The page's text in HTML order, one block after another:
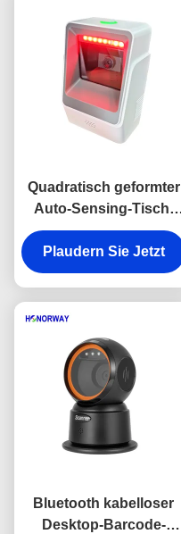
Quadratisch geformter
Auto-Sensing-Tisch-
Barcode-Scanner 1D 2D
QR für Supermärkte
Plaudern Sie Jetzt
Bluetooth kabelloser
Desktop-Barcode-